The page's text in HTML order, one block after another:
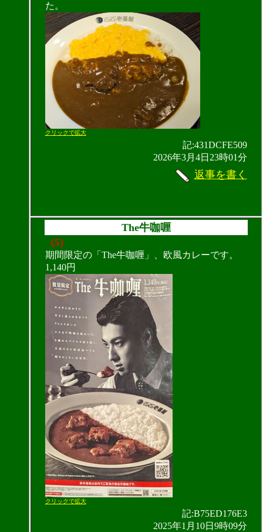
た。
クリックで拡大
記:431DCFE509
2026年3月4日23時01分
返事を書く
The牛咖喱
（5）
期間限定の「The牛咖喱」、欧風カレーです。
1,140円
クリックで拡大
記:B75ED176E3
2025年1月10日9時09分